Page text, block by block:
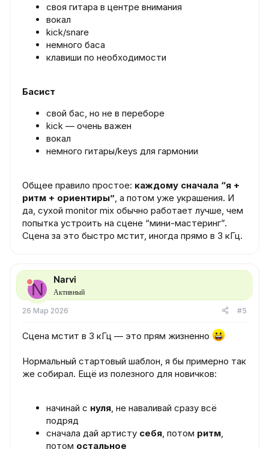
своя гитара в центре внимания
вокал
kick/snare
немного баса
клавиши по необходимости
Басист
свой бас, но не в переборе
kick — очень важен
вокал
немного гитары/keys для гармонии
Общее правило простое: каждому сначала “я +
ритм + ориентиры”, а потом уже украшения. И
да, сухой monitor mix обычно работает лучше, чем
попытка устроить на сцене “мини-мастеринг”.
Сцена за это быстро мстит, иногда прямо в 3 кГц.
N
Narvi
Активный
26 Мар 2026 #5
Сцена мстит в 3 кГц — это прям жизненно
Нормальный стартовый шаблон, я бы примерно так
же собирал. Ещё из полезного для новичков:
начинай с нуля, не наваливай сразу всё
подряд
сначала дай артисту себя, потом ритм,
потом остальное